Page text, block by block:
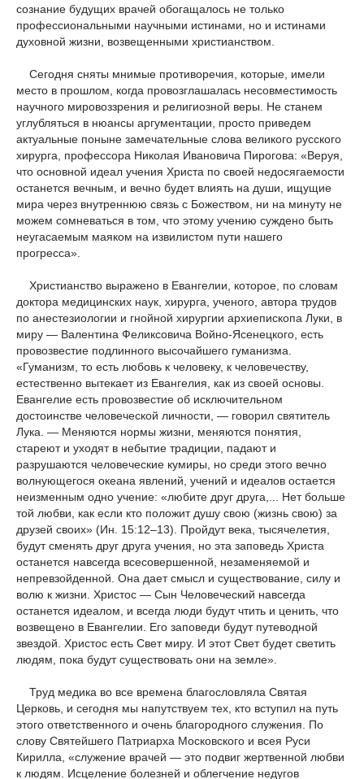
сознание будущих врачей обогащалось не только
профессиональными научными истинами, но и истинами
духовной жизни, возвещенными христианством.
Сегодня сняты мнимые противоречия, которые, имели
место в прошлом, когда провозглашалась несовместимость
научного мировоззрения и религиозной веры. Не станем
углубляться в нюансы аргументации, просто приведем
актуальные поныне замечательные слова великого русского
хирурга, профессора Николая Ивановича Пирогова: «Веруя,
что основной идеал учения Христа по своей недосягаемости
останется вечным, и вечно будет влиять на души, ищущие
мира через внутреннюю связь с Божеством, ни на минуту не
можем сомневаться в том, что этому учению суждено быть
неугасаемым маяком на извилистом пути нашего
прогресса».
Христианство выражено в Евангелии, которое, по словам
доктора медицинских наук, хирурга, ученого, автора трудов
по анестезиологии и гнойной хирургии архиепископа Луки, в
миру — Валентина Феликсовича Войно-Ясенецкого, есть
провозвестие подлинного высочайшего гуманизма.
«Гуманизм, то есть любовь к человеку, к человечеству,
естественно вытекает из Евангелия, как из своей основы.
Евангелие есть провозвестие об исключительном
достоинстве человеческой личности, — говорил святитель
Лука. — Меняются нормы жизни, меняются понятия,
стареют и уходят в небытие традиции, падают и
разрушаются человеческие кумиры, но среди этого вечно
волнующегося океана явлений, учений и идеалов остается
неизменным одно учение: «любите друг друга,... Нет больше
той любви, как если кто положит душу свою (жизнь свою) за
друзей своих» (Ин. 15:12–13). Пройдут века, тысячелетия,
будут сменять друг друга учения, но эта заповедь Христа
останется навсегда всесовершенной, незаменяемой и
непревзойденной. Она дает смысл и существование, силу и
волю к жизни. Христос — Сын Человеческий навсегда
останется идеалом, и всегда люди будут чтить и ценить, что
возвещено в Евангелии. Его заповеди будут путеводной
звездой. Христос есть Свет миру. И этот Свет будет светить
людям, пока будут существовать они на земле».
Труд медика во все времена благословляла Святая
Церковь, и сегодня мы напутствуем тех, кто вступил на путь
этого ответственного и очень благородного служения. По
слову Святейшего Патриарха Московского и всея Руси
Кирилла, «служение врачей — это подвиг жертвенной любви
к людям. Исцеление болезней и облегчение недугов